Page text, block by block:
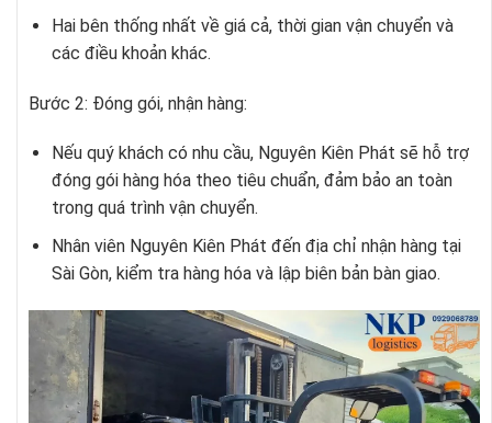
Hai bên thống nhất về giá cả, thời gian vận chuyển và
các điều khoản khác.
Bước 2: Đóng gói, nhận hàng:
Nếu quý khách có nhu cầu, Nguyên Kiên Phát sẽ hỗ trợ
đóng gói hàng hóa theo tiêu chuẩn, đảm bảo an toàn
trong quá trình vận chuyển.
Nhân viên Nguyên Kiên Phát đến địa chỉ nhận hàng tại
Sài Gòn, kiểm tra hàng hóa và lập biên bản bàn giao.